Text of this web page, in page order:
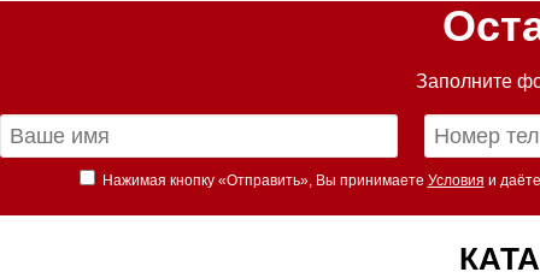
Заполните
Нажимая кнопку «Отправить», Вы принимаете Условия и